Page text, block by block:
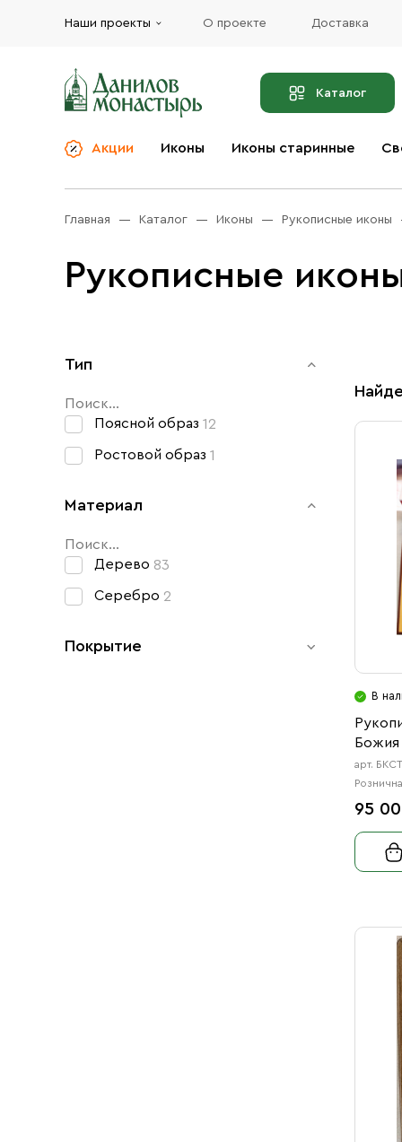
Наши проекты О проекте Доставка
Каталог
Акции Иконы Иконы старинные
Церковная утварь
Бренды
Услуги
Главная Каталог Иконы Рукописные иконы
Рукописные
Тип
Поясной образ 12
Ростовой образ 1
Материал
Дерево 83
Серебро 2
Покрытие
В
арт.
95